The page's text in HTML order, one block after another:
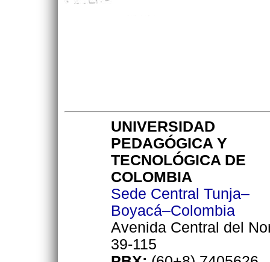
UNIVERSIDAD
PEDAGÓGICA Y
TECNOLÓGICA DE
COLOMBIA
Sede Central Tunja–
Boyacá–Colombia
Avenida Central del
39-115